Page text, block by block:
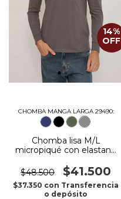
14%
OFF
CHOMBA MANGA LARGA 29490:
Chomba lisa M/L
micropiqué con elastano
$48.500
$41.500
$37.350 con Transferencia
o depósito